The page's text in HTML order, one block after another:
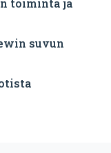
suvun